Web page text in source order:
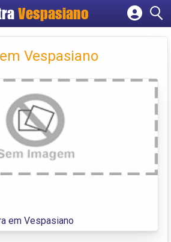
Vespasiano
Cadastrar empresa
Criar conta
Vespasiano
em Vespasiano